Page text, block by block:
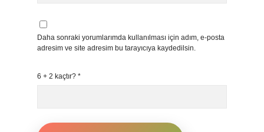
Daha sonraki yorumlarımda kullanılması için adım, e-posta
adresim ve site adresim bu tarayıcıya kaydedilsin.
6 + 2 kaçtır? *